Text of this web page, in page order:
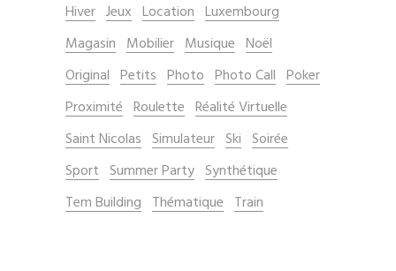
Hiver Jeux Location Luxembourg
Magasin Mobilier Musique Noël
Original Petits Photo Photo Call Poker
Proximité Roulette Réalité Virtuelle
Saint Nicolas Simulateur Ski Soirée
Sport Summer Party Synthétique
Tem Building Thématique Train